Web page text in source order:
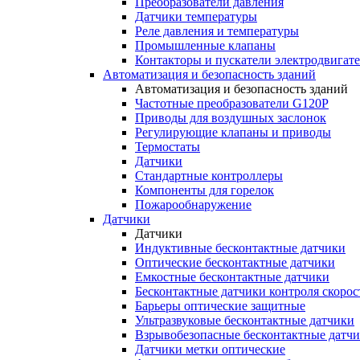
Датчики температуры
Реле давления и температуры
Промышленные клапаны
Контакторы и пускатели
Автоматизация и безопасность зданий
Автоматизация и безопасность зданий
Частотные преобразователи G120P
Приводы для воздушных заслонок
Регулирующие клапаны и приводы
Термостаты
Датчики
Стандартные контроллеры
Компоненты для горелок
Пожарообнаружение
Датчики
Датчики
Индуктивные бесконтактные датчики
Оптические бесконтактные датчики
Емкостные бесконтактные датчики
Бесконтактные датчики контроля
Барьеры оптические защитные
Ультразвуковые бесконтактные датчики
Взрывобезопасные бесконтактные
Датчики метки оптические